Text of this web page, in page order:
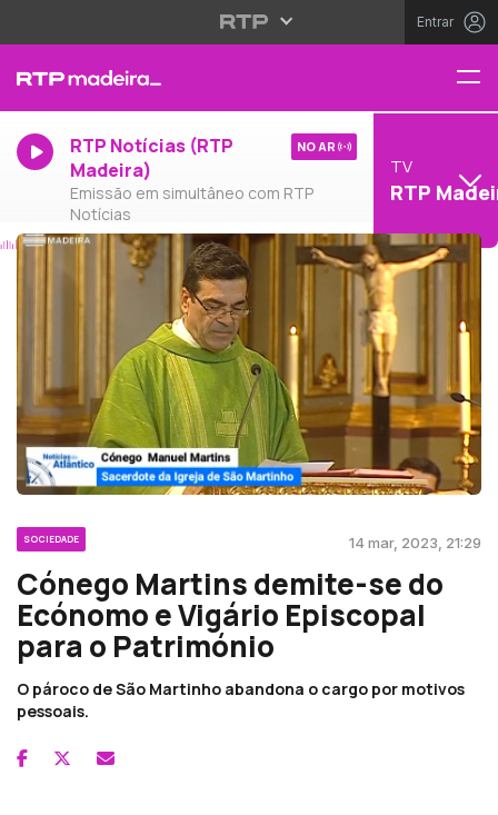
Entrar
RTP Notícias (RTP
Madeira)
Emissão em simultâneo com RTP
Notícias
NO AR
TV
RTP
SOCIEDADE 14 mar, 2023, 21:29
Cónego Martins demite-se do
Ecónomo e Vigário Episcopal
para o Património
O pároco de São Martinho abandona o cargo por motivos
pessoais.